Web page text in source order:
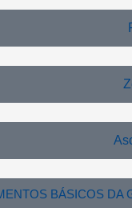
BÁSICOS DA